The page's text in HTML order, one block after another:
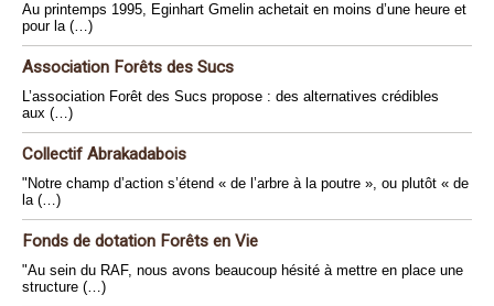
Au printemps 1995, Eginhart Gmelin achetait en moins d’une heure et
pour la (…)
Association Forêts des Sucs
L’association Forêt des Sucs propose : des alternatives crédibles
aux (…)
Collectif Abrakadabois
"Notre champ d’action s’étend « de l’arbre à la poutre », ou plutôt « de
la (…)
Fonds de dotation Forêts en Vie
"Au sein du RAF, nous avons beaucoup hésité à mettre en place une
structure (…)